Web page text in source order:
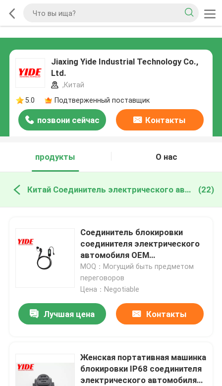
Jiaxing Yide Industrial Technology Co.,
Ltd.
,Китай
5.0
Подтверженный поставщик
позвони сейчас Контакты
продукты О нас
Китай Соединитель электрического автомобиля (22)
Соединитель блокировки
соединителя электрического
автомобиля OEM
эргономический Handheld
MOQ：Могущий быть предметом
переговоров
Цена：Negotiable
Лучшая цена Контакты
Женская портативная машинка
блокировки IP68 соединителя
электрического автомобиля